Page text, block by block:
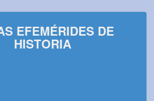
EFEMÉRIDES DE
HISTORIA